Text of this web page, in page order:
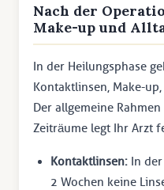
Nach der
Make-up und
In der Heilungsphase
Kontaktlinsen, Make-
Der allgemeine
Zeiträume legt Ihr Arzt
Kontaktlinsen: In
2 Wochen keine